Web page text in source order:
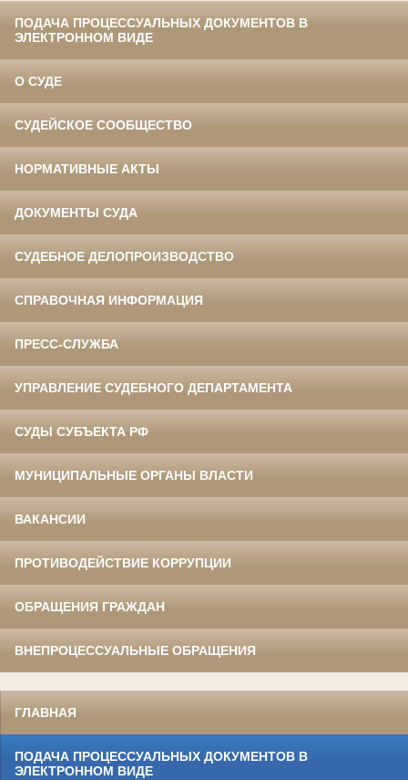
ПОДАЧА ПРОЦЕССУАЛЬНЫХ ДОКУМЕНТОВ В
ЭЛЕКТРОННОМ ВИДЕ
О СУДЕ
СУДЕЙСКОЕ СООБЩЕСТВО
НОРМАТИВНЫЕ АКТЫ
ДОКУМЕНТЫ СУДА
СУДЕБНОЕ ДЕЛОПРОИЗВОДСТВО
СПРАВОЧНАЯ ИНФОРМАЦИЯ
ПРЕСС-СЛУЖБА
УПРАВЛЕНИЕ СУДЕБНОГО ДЕПАРТАМЕНТА
СУДЫ СУБЪЕКТА РФ
МУНИЦИПАЛЬНЫЕ ОРГАНЫ ВЛАСТИ
ВАКАНСИИ
ПРОТИВОДЕЙСТВИЕ КОРРУПЦИИ
ОБРАЩЕНИЯ ГРАЖДАН
ВНЕПРОЦЕССУАЛЬНЫЕ ОБРАЩЕНИЯ
ГЛАВНАЯ
ПОДАЧА ПРОЦЕССУАЛЬНЫХ ДОКУМЕНТОВ В
ЭЛЕКТРОННОМ ВИДЕ